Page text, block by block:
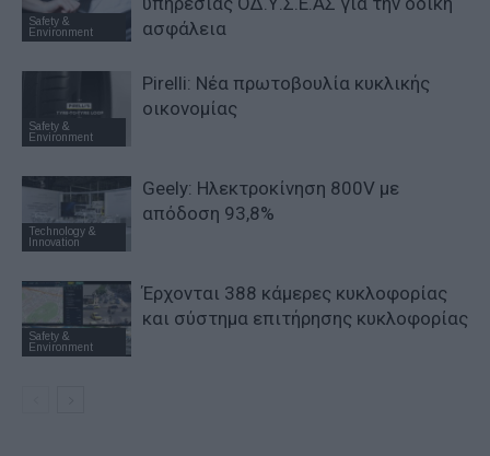
Safety &
Environment
ασφάλεια
Safety &
Environment
Pirelli: Νέα πρωτοβουλία κυκλικής
οικονομίας
Technology &
Innovation
Geely: Ηλεκτροκίνηση 800V με
απόδοση 93,8%
Safety &
Environment
Έρχονται 388 κάμερες κυκλοφορίας
και σύστημα επιτήρησης κυκλοφορίας